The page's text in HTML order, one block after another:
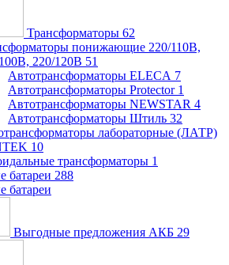
Трансформаторы 62
понижающие 220/110В,
220/120В 51
Автотрансформаторы ELECA 7
Автотрансформаторы Protector 1
Автотрансформаторы NEWSTAR 4
Автотрансформаторы Штиль 32
лабораторные (ЛАТР)
10
трансформаторы 1
батареи 288
батареи
Выгодные предложения АКБ 29